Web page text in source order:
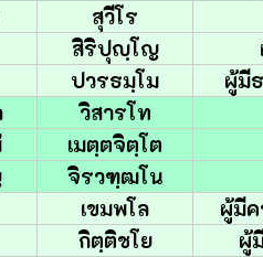
สุวีโร
สิริปุญฺโญ
ปวรธมฺโม
ผู้มี
วิสารโท
เมตฺตจิตฺโต
จิรวฑฺฒโน
เขมพโล
ผู้มีค
กิตฺติชโย
ผู้